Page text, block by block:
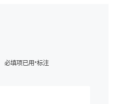
必填项已用*标注